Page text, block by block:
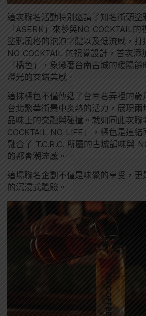
這次聯名活動特別邀請了知名街頭塗
「ASERK」來參與NO COCKTAIL
塗鴉風格的泡泡字體以及低流感，打
NO COCKTAIL 的視覺設計，首次添
「橘色」，象徵著台南古城的暖陽
燈光的交錯美感。
這抹橘色不僅傳遞了台南巷弄裡的歲
台北繁華街景中炙熱的活力，展現兩
品味上的交融與碰撞。就如同此次聯
COCKTAIL NO LIFE」，橘色是連結
融合了 T.C.R.C. 所屬的古城韻味與
的都會潮流感。
這場聯名企劃不僅是味覺的享受，更
的沉浸式體驗。